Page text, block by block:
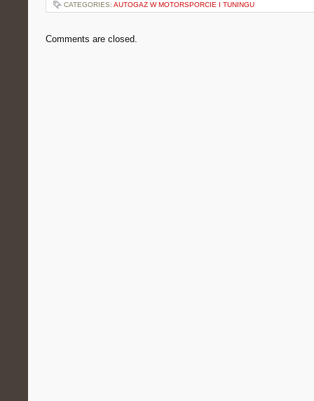
CATEGORIES: AUTOGAZ W MOTORSPORCIE I TUNINGU
Comments are closed.